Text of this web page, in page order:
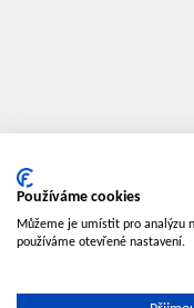
Používáme cookies
Můžeme je umístit pro analýzu
používáme otevřené nastavení.